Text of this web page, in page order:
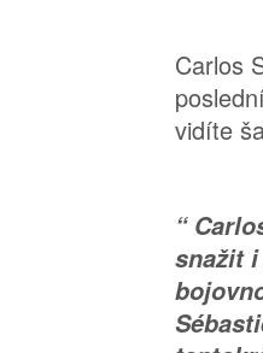
Carlos
vidíte
“
snažit